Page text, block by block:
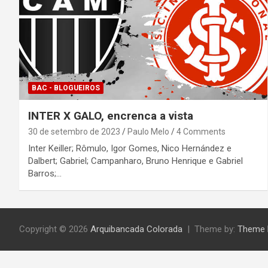
BAC - BLOGUEIROS
INTER X GALO, encrenca a vista
30 de setembro de 2023 Paulo Melo 4 Comments
Inter Keiller; Rômulo, Igor Gomes, Nico Hernández e
Dalbert; Gabriel; Campanharo, Bruno Henrique e Gabriel
Barros;…
Copyright © 2026 Arquibancada Colorada Theme by: Theme